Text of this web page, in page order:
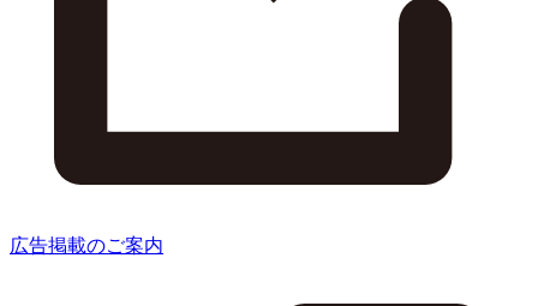
広告掲載のご案内